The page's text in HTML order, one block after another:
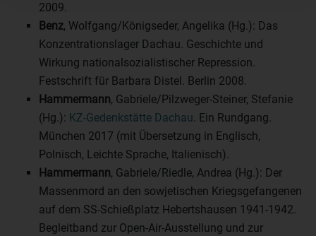
2009.
Benz, Wolfgang/Königseder, Angelika (Hg.): Das
Konzentrationslager Dachau. Geschichte und
Wirkung nationalsozialistischer Repression.
Festschrift für Barbara Distel. Berlin 2008.
Hammermann, Gabriele/Pilzweger-Steiner, Stefanie
(Hg.): KZ-Gedenkstätte Dachau. Ein Rundgang.
München 2017 (mit Übersetzung in Englisch,
Polnisch, Leichte Sprache, Italienisch).
Hammermann, Gabriele/Riedle, Andrea (Hg.): Der
Massenmord an den sowjetischen Kriegsgefangenen
auf dem SS-Schießplatz Hebertshausen 1941-1942.
Begleitband zur Open-Air-Ausstellung und zur